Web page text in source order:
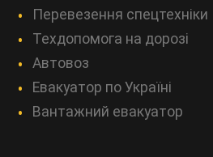
Перевезення спецтехніки
Техдопомога на дорозі
Автовоз
Евакуатор по Україні
Вантажний евакуатор